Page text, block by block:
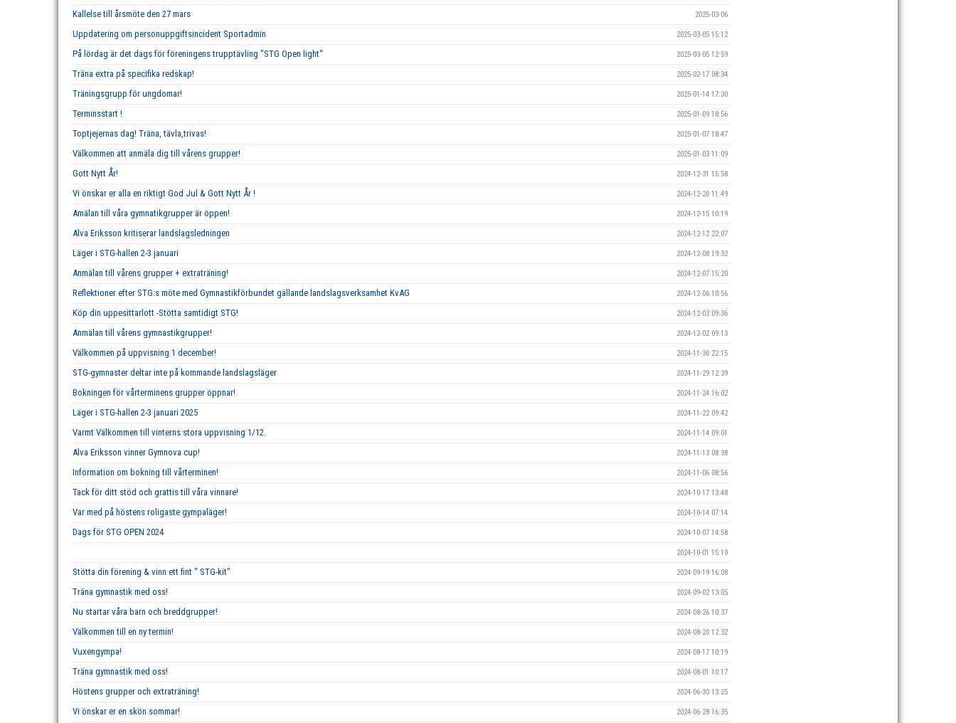
Kallelse till årsmöte den 27 mars 2025-03-06
Uppdatering om personuppgiftsincident Sportadmin 2025-03-05 15:12
På lördag är det dags för föreningens trupptävling "STG Open light" 2025-03-05 12:59
Träna extra på specifika redskap! 2025-02-17 08:34
Träningsgrupp för ungdomar! 2025-01-14 17:30
Terminsstart ! 2025-01-09 18:56
Toptjejernas dag! Träna, tävla,trivas! 2025-01-07 18:47
Välkommen att anmäla dig till vårens grupper! 2025-01-03 11:09
Gott Nytt År! 2024-12-31 15:58
Vi önskar er alla en riktigt God Jul & Gott Nytt År ! 2024-12-20 11:49
Amälan till våra gymnatikgrupper är öppen! 2024-12-15 10:19
Alva Eriksson kritiserar landslagsledningen 2024-12-12 22:07
Läger i STG-hallen 2-3 januari 2024-12-08 19:32
Anmälan till vårens grupper + extraträning! 2024-12-07 15:20
Reflektioner efter STG:s möte med Gymnastikförbundet gällande landslagsverksamhet KvAG 2024-12-06 10:56
Köp din uppesittarlott -Stötta samtidigt STG! 2024-12-03 09:36
Anmälan till vårens gymnastikgrupper! 2024-12-02 09:13
Välkommen på uppvisning 1 december! 2024-11-30 22:15
STG-gymnaster deltar inte på kommande landslagsläger 2024-11-29 12:39
Bokningen för vårterminens grupper öppnar! 2024-11-24 16:02
Läger i STG-hallen 2-3 januari 2025 2024-11-22 09:42
Varmt Välkommen till vinterns stora uppvisning 1/12. 2024-11-14 09:01
Alva Eriksson vinner Gymnova cup! 2024-11-13 08:38
Information om bokning till vårterminen! 2024-11-06 08:56
Tack för ditt stöd och grattis till våra vinnare! 2024-10-17 13:48
Var med på höstens roligaste gympaläger! 2024-10-14 07:14
Dags för STG OPEN 2024 2024-10-07 14:58
2024-10-01 15:10
Stötta din förening & vinn ett fint " STG-kit" 2024-09-19 16:08
Träna gymnastik med oss! 2024-09-02 13:05
Nu startar våra barn och breddgrupper! 2024-08-26 10:37
Välkommen till en ny termin! 2024-08-20 12:32
Vuxengympa! 2024-08-17 10:19
Träna gymnastik med oss! 2024-08-01 10:17
Höstens grupper och extraträning! 2024-06-30 13:25
Vi önskar er en skön sommar! 2024-06-28 16:35